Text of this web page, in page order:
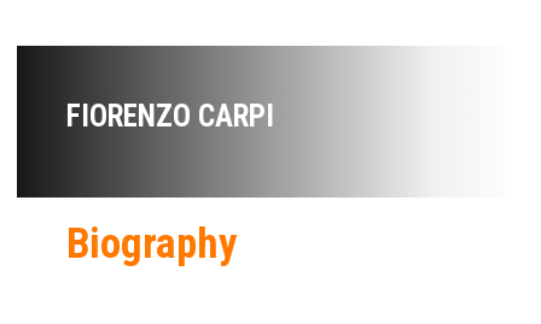
FIORENZO CARPI
Biography